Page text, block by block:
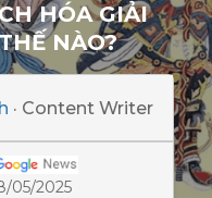
HÓA GIẢI
NÀO?
· Content Writer
05/2025